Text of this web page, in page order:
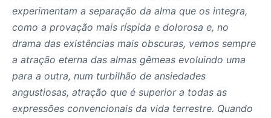
experimentam a separação da alma que os integra,
como a provação mais ríspida e dolorosa e, no
drama das existências mais obscuras, vemos sempre
a atração eterna das almas gêmeas evoluindo uma
para a outra, num turbilhão de ansiedades
angustiosas, atração que é superior a todas as
expressões convencionais da vida terrestre. Quando